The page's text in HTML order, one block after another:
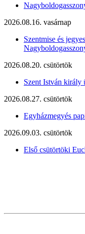
2026.08.16. vasárnap
Szentmise és
2026.08.20. csütörtök
Szent István király
2026.08.27. csütörtök
Egyházmegyés
2026.09.03. csütörtök
Első csütörtöki